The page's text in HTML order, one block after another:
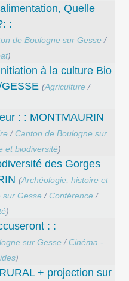
Quelle
:
de Boulogne sur Gesse /
)
à la culture Bio
(Agriculture /
: : MONTMAURIN
/ Canton de Boulogne sur
et biodiversité)
des Gorges
(Archéologie, histoire et
sur Gesse / Conférence /
)
: :
sur Gesse / Cinéma -
)
+ projection sur